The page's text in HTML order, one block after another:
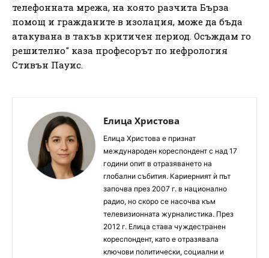
телефонната мрежа, на която разчита Бърза
помощ и гражданите в изолация, може да бъда
атакувана в такъв критичен период. Осъждам го
решително" каза професорът по нефрология
Стивън Пауис.
Елица Христова
Елица Христова е признат
международен кореспондент с над 17
години опит в отразяването на
глобални събития. Кариерният ѝ път
започва през 2007 г. в национално
радио, но скоро се насочва към
телевизионната журналистика. През
2012 г. Елица става чуждестранен
кореспондент, като е отразявала
ключови политически, социални и